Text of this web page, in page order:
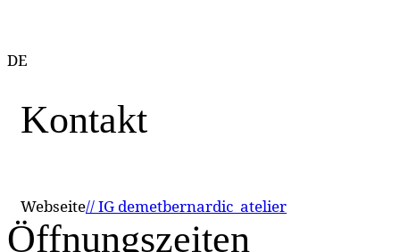
DE
Kontakt
Webseite// IG demetbernardic_atelier
Öffnungszeiten